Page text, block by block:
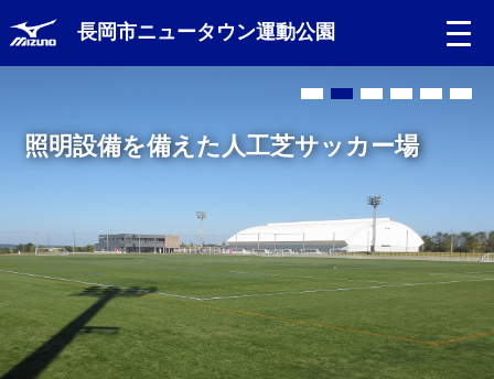
長岡市ニュータウン運動公園
English
中文（簡体）
中文（繁体）
照明設備を備えた人工芝サッカー場